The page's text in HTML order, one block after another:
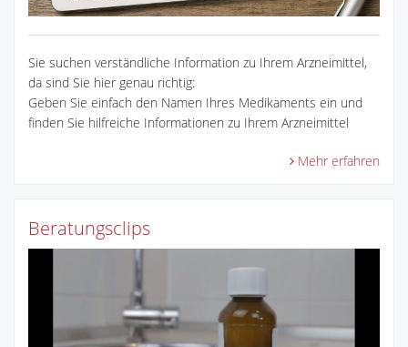
Sie suchen verständliche Information zu Ihrem Arzneimittel,
da sind Sie hier genau richtig:
Geben Sie einfach den Namen Ihres Medikaments ein und
finden Sie hilfreiche Informationen zu Ihrem Arzneimittel
Mehr erfahren
Beratungsclips